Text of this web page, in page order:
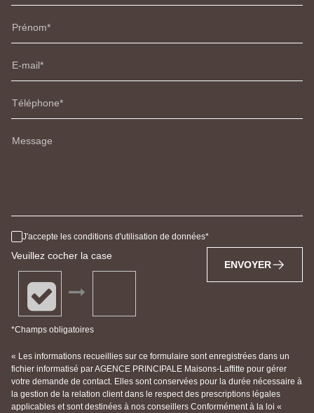
Prénom
E-mail
Téléphone
Message
J'accepte les conditions d'utilisation de données
Veuillez cocher la case
*Champs obligatoires
ENVOYER
« Les informations recueillies sur ce formulaire sont enregistrées dans un
fichier informatisé par AGENCE PRINCIPALE Maisons-Laffitte pour gérer
votre demande de contact. Elles sont conservées pour la durée nécessaire à
la gestion de la relation client dans le respect des prescriptions légales
applicables et sont destinées à nos conseillers Conformément à la loi «